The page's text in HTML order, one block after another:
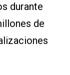
durante
de